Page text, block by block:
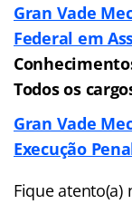
Gran Vade
Federal em
Todos os
Gran Vade
Execução
Fique atento(a)